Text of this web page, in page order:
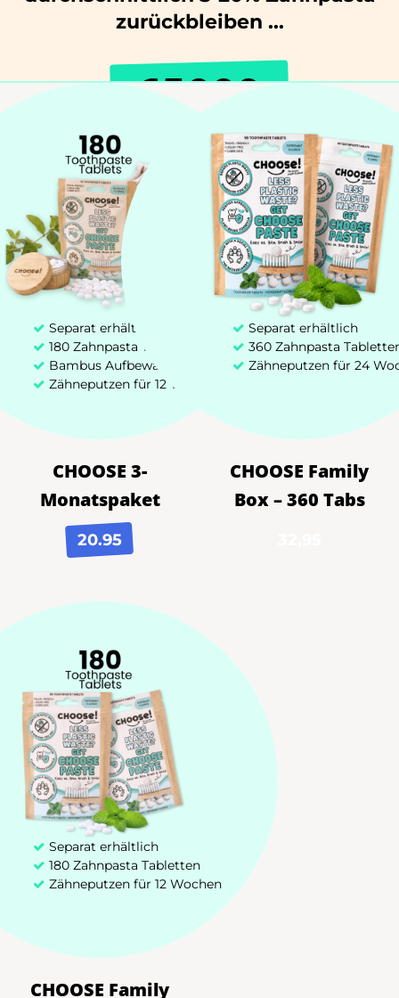
Separat erhältlich
180 Zahnpasta Tabletten
Bambus Aufbewahrungsbox
Zähneputzen für 12 Wochen
CHOOSE 3-
Monatspaket
20.95
Separat erhältlich
360 Zahnpasta
Zähneputzen für 24
CHOOSE Family
Box – 360 Tabs
Separat erhältlich
180 Zahnpasta Tabletten
Zähneputzen für 12 Wochen
CHOOSE Family
zurückbleiben ...
65000
Benachteiligte Kinder in Kenia
halfen mit zahnärztlicher Hilfe!
Zahnpastatabletten
Bambus Zahnbürste
Zakelijk Aanbod (B2B)
+31 85 00 03 829
hello@chooseteethcare.nl
St. Jacobstraat 123 -135
3511 BP Utrecht
Choose! @2026 Deutschland | Eigentum von CHOOSE TeethCare